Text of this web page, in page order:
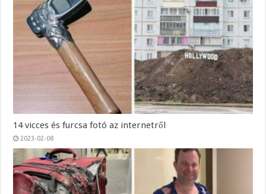
14 vicces és furcsa fotó az internetről
2023-02-08